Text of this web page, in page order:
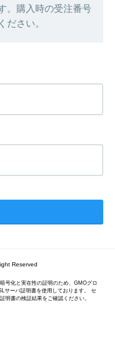
。購入時の受注番号
ださい。
Reserved
号化と実在性の証明のため、GMOグロ
サーバ証明書を使用しております。 セ
明書の検証結果をご確認ください。